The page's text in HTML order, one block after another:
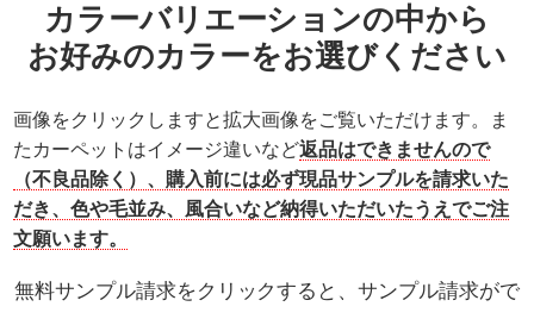
カラーバリエーションの中から
お好みのカラーをお選びください
画像をクリックしますと拡大画像をご覧いただけます。ま
たカーペットはイメージ違いなど返品はできませんので
（不良品除く）、購入前には必ず現品サンプルを請求いた
だき、色や毛並み、風合いなど納得いただいたうえでご注
文願います。
無料サンプル請求をクリックすると、サンプル請求がで